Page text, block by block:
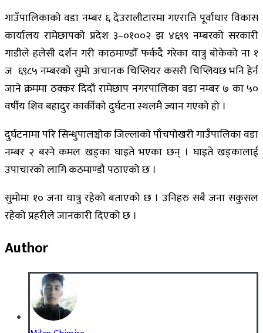
गाउँपालिकाको वडा नम्बर ६ देउरालीटारमा गएराति पूर्वाधार विकास
कार्यालय रामेछापको प्रदेश ३–०१००२ झ ४६९९ नम्बरको सरकारी
गाडीले हलेसी दर्शन गरी काठमाण्डौँ फर्कदै गरेका यात्रु बोकेको ना १
ज ६९८५ नम्बरको सुमो अचानक चिप्लियर कसरी चिप्लियछ भनि हेर्न
जाने क्रममा ठक्कर दिदाँ रामेछाप नगरपालिका वडा नम्बर ७ का ५०
वर्षीय शिव बहादुर कार्कीको दुर्घटना स्थलमै ज्यान गएको हो ।
दुर्घटनामा परि सिन्धुपालञ्चोक जिल्लाको पाँचपोखरी गाउँपालिका वडा
नम्बर २ बस्ने कमल खड्का घाइते भएका छन् । घाइते खड्कालाई
उपाचारको लागि कठमाण्डौ पठाएको छ ।
सुमोमा १० जना यात्रु रहेको बताएको छ । उनिहरु सबै जना सकुसल
रहेको प्रहरीले जानकारी दिएको छ ।
Author